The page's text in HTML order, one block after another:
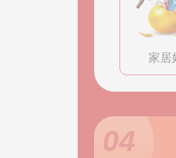
家居
04